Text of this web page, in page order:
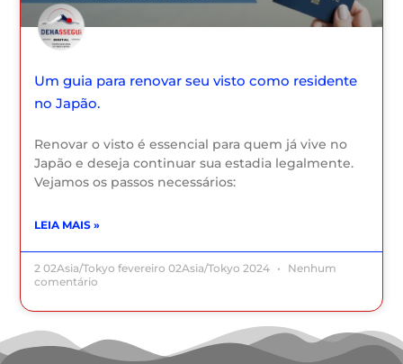
Um guia para renovar seu visto como residente
no Japão.
Renovar o visto é essencial para quem já vive no
Japão e deseja continuar sua estadia legalmente.
Vejamos os passos necessários:
LEIA MAIS »
2 02Asia/Tokyo fevereiro 02Asia/Tokyo 2024
Nenhum
comentário